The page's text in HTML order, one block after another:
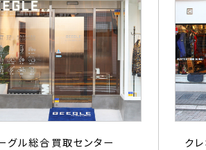
グル総合買取センター ク